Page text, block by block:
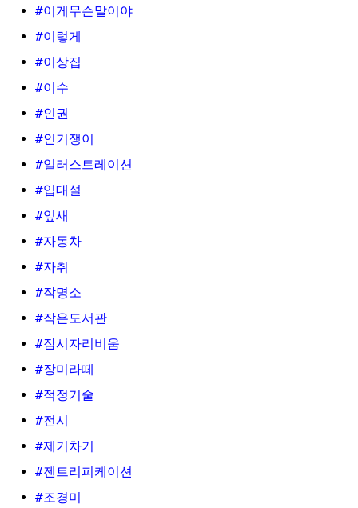
#이게무슨말이야
#이렇게
#이상집
#이수
#인권
#인기쟁이
#일러스트레이션
#입대설
#잎새
#자동차
#자취
#작명소
#작은도서관
#잠시자리비움
#장미라떼
#적정기술
#전시
#제기차기
#젠트리피케이션
#조경미